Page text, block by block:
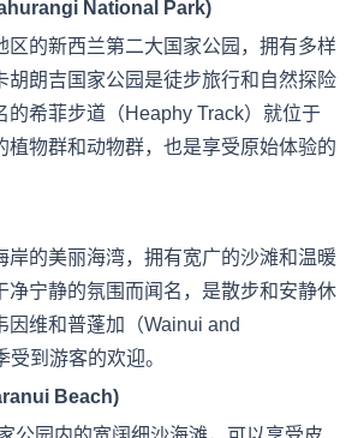
National Park)
区的新西兰第二大国家公园，拥有多样
胡朗吉国家公园是徒步旅行和自然探险
的希菲步道（Heaphy Track）就位于
植物群和动物群，也是享受原始体验的
岸的美丽海湾，拥有宽广的沙滩和温暖
净宁静的氛围而闻名，是散步和安静休
因维和普蓬加（Wainui and
到游客的欢迎。
Beach)